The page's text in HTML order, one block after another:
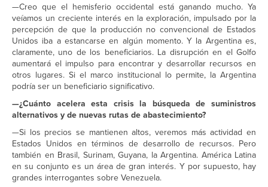
—Creo que el hemisferio occidental está ganando mucho. Ya
veíamos un creciente interés en la exploración, impulsado por la
percepción de que la producción no convencional de Estados
Unidos iba a estancarse en algún momento. Y la Argentina es,
claramente, uno de los beneficiarios. La disrupción en el Golfo
aumentará el impulso para encontrar y desarrollar recursos en
otros lugares. Si el marco institucional lo permite, la Argentina
podría ser un beneficiario significativo.
—¿Cuánto acelera esta crisis la búsqueda de suministros
alternativos y de nuevas rutas de abastecimiento?
—Si los precios se mantienen altos, veremos más actividad en
Estados Unidos en términos de desarrollo de recursos. Pero
también en Brasil, Surinam, Guyana, la Argentina. América Latina
en su conjunto es un área de gran interés. Y por supuesto, hay
grandes interrogantes sobre Venezuela.